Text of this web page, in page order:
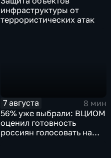
инфраструктуры от
террористических атак
7 августа
8 мин
56% уже выбрали: ВЦИОМ
оценил готовность
россиян голосовать на